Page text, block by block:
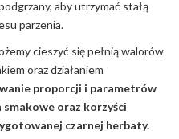
aby utrzymać stałą
parzenia.
cieszyć się pełnią walorów
oraz działaniem
proporcji i parametrów
oraz korzyści
czarnej herbaty.